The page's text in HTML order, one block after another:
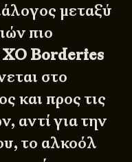
μεταξύ
πιο
XO Borderies
στο
και προς τις
αντί για την
το αλκοόλ